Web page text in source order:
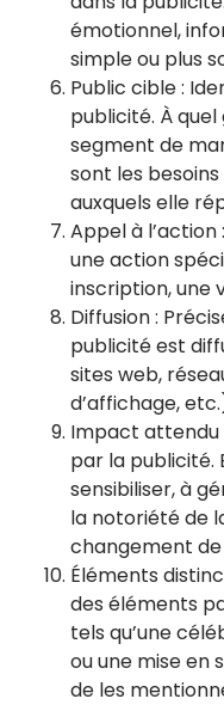
émotionnel,
simple ou plus
Public cible :
publicité. À
segment de
sont les
auxquels elle
Appel à l’action
une action
inscription, une
Diffusion :
publicité est
sites web,
d’affichage,
Impact attendu
par la publicité.
sensibiliser, à
la notoriété de
changement
Éléments
des éléments
tels qu’une
ou une mise en
de les